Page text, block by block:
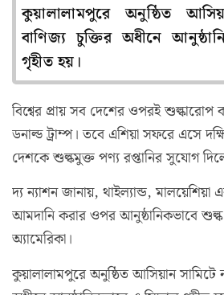
কুয়ালালামপুরে অনুষ্ঠিত
বাণিজ্য চুক্তির অধীনে
গৃহীত হয়।
বিশ্বের প্রায় সব দেশের ওপরই শুল্কারোপ
ডনাল্ড ট্রাম্প। তবে এশিয়া সফরে এসে
দেশকে শুল্কমুক্ত পণ্য রপ্তানির সুযোগ
দ্য ন্যাশন জানায়, থাইল্যান্ড, মালয়েশিয়া
আমদানি করার ওপর আনুষ্ঠানিকভাবে শুল্ক
অ্যামেরিকা।
কুয়ালালামপুরে অনুষ্ঠিত আসিয়ান সামিটে